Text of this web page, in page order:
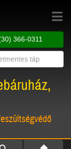
Toggle
366-0311